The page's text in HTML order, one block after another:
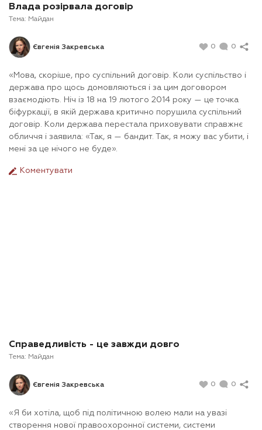
Влада розірвала договір
Тема: Майдан
Євгенія Закревська 0 0
«Мова, скоріше, про суспільний договір. Коли суспільство і
держава про щось домовляються і за цим договором
взаємодіють. Ніч із 18 на 19 лютого 2014 року — це точка
біфуркації, в якій держава критично порушила суспільний
договір. Коли держава перестала приховувати справжнє
обличчя і заявила: «Так, я — бандит. Так, я можу вас убити, і
мені за це нічого не буде».
Коментувати
Справедливість - це завжди довго
Тема: Майдан
Євгенія Закревська 0 0
«Я би хотіла, щоб під політичною волею мали на увазі
створення нової правоохоронної системи, системи